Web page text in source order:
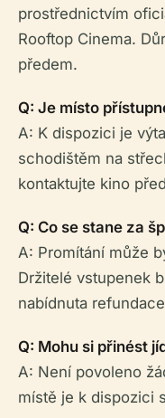
prostřednictvím
Rooftop Cinema.
předem.
Q: Je místo
A: K dispozici je
schodištěm na
kontaktujte kino
Q: Co se stane za
A: Promítání může
Držitelé vstupenek
nabídnuta
Q: Mohu si přinést
A: Není povoleno
místě je k dispozici